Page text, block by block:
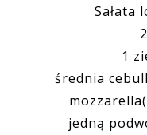
Sałata
1
średnia
jedną